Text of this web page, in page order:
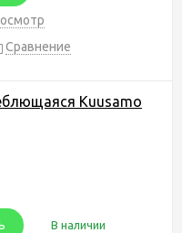
Сравнение
Kuusamo
В наличии